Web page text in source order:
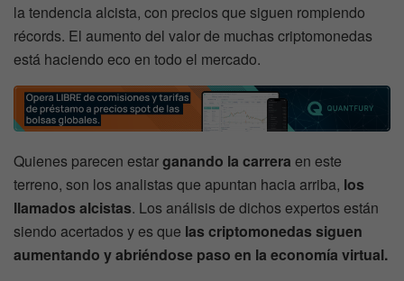
la tendencia alcista, con precios que siguen rompiendo
récords. El aumento del valor de muchas criptomonedas
está haciendo eco en todo el mercado.
Quienes parecen estarganando la carrera en este
terreno, son los analistas que apuntan hacia arriba, los
llamados alcistas. Los análisis de dichos expertos están
siendo acertados y es que las criptomonedas siguen
aumentando y abriéndose paso en la economía virtual.